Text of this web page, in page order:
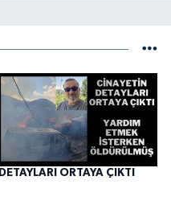
DETAYLARI ORTAYA ÇIKTI